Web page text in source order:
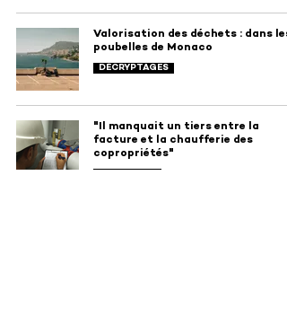
Valorisation des déchets : dans les
poubelles de Monaco
DÉCRYPTAGES
"Il manquait un tiers entre la
facture et la chaufferie des
copropriétés"